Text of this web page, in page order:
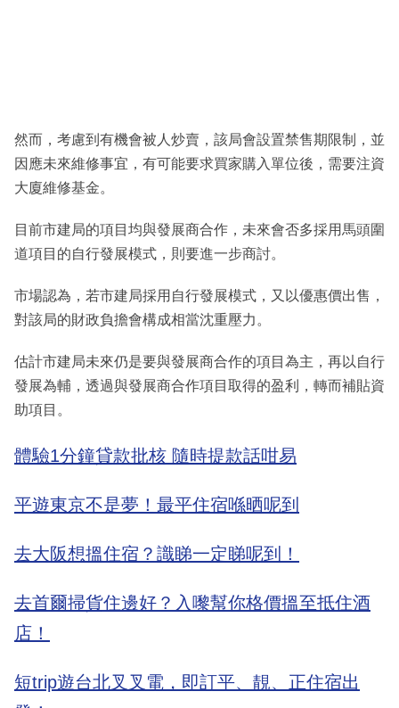
然而，考慮到有機會被人炒賣，該局會設置禁售期限制，並
因應未來維修事宜，有可能要求買家購入單位後，需要注資
大廈維修基金。
目前市建局的項目均與發展商合作，未來會否多採用馬頭圍
道項目的自行發展模式，則要進一步商討。
市場認為，若市建局採用自行發展模式，又以優惠價出售，
對該局的財政負擔會構成相當沈重壓力。
估計市建局未來仍是要與發展商合作的項目為主，再以自行
發展為輔，透過與發展商合作項目取得的盈利，轉而補貼資
助項目。
體驗1分鐘貸款批核 隨時提款話咁易
平遊東京不是夢！最平住宿喺晒呢到
去大阪想搵住宿？識睇一定睇呢到！
去首爾掃貨住邊好？入嚟幫你格價搵至抵住酒
店！
短trip遊台北叉叉電，即訂平、靚、正住宿出